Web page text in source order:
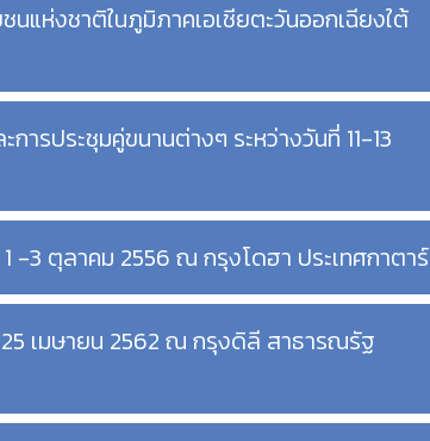
แห่งชาติในภูมิภาคเอเชียตะวันออกเฉียงใต้
ารประชุมคู่ขนานต่างๆ ระหว่างวันที่ 11-13
-3 ตุลาคม 2556 ณ กรุงโดฮา ประเทศกาตาร์
25 เมษายน 2562 ณ กรุงดิลี สาธารณรัฐ